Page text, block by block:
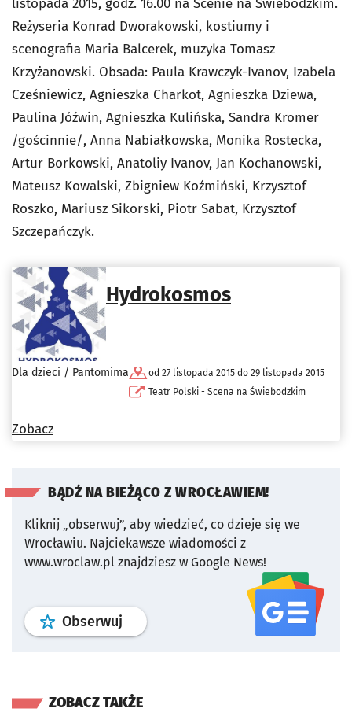
listopada 2015, godz. 16.00 na Scenie na Świebodzkim.
Reżyseria Konrad Dworakowski, kostiumy i
scenografia Maria Balcerek, muzyka Tomasz
Krzyżanowski. Obsada: Paula Krawczyk-Ivanov, Izabela
Cześniewicz, Agnieszka Charkot, Agnieszka Dziewa,
Paulina Jóźwin, Agnieszka Kulińska, Sandra Kromer
/gościnnie/, Anna Nabiałkowska, Monika Rostecka,
Artur Borkowski, Anatoliy Ivanov, Jan Kochanowski,
Mateusz Kowalski, Zbigniew Koźmiński, Krzysztof
Roszko, Mariusz Sikorski, Piotr Sabat, Krzysztof
Szczepańczyk.
Hydrokosmos
Dla dzieci / Pantomima
od 27 listopada 2015 do 29 listopada 2015
Teatr Polski - Scena na Świebodzkim
Zobacz
BĄDŹ NA BIEŻĄCO Z WROCŁAWIEM!
Kliknij „obserwuj”, aby wiedzieć, co dzieje się we
Wrocławiu. Najciekawsze wiadomości z
www.wroclaw.pl znajdziesz w Google News!
Obserwuj profil serwisu
ZOBACZ TAKŻE